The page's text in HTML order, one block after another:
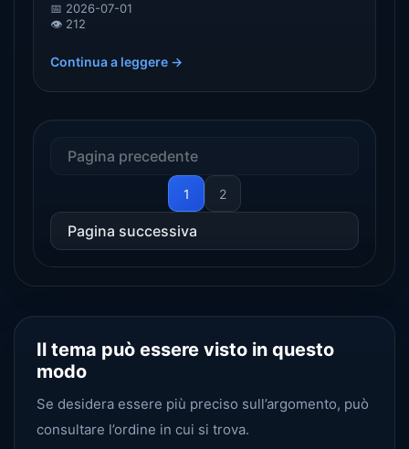
versione. Questo articolo, dal punto di vista del
pagina di verifica del codice QR, Evidence Pack,
📅 2026-07-01
👁️ 212
Continua a leggere →
Pagina precedente
1 2
Pagina successiva
Il tema può essere visto in questo
modo
Se desidera essere più preciso sull’argomento, può
consultare l’ordine in cui si trova.